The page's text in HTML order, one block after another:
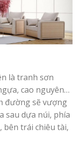
là tranh sơn
cao nguyên…
đường sẽ vượng
sau dựa núi, phía
trái chiêu tài,